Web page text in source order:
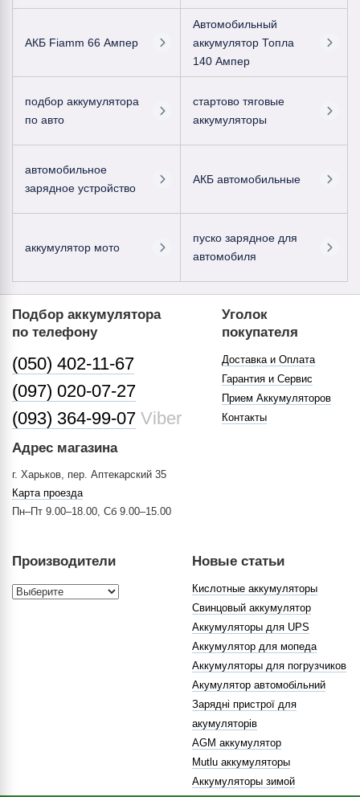
АКБ Fiamm 66 Ампер
Автомобильный
аккумулятор Топла
140 Ампер
подбор аккумулятора
по авто
стартово тяговые
аккумуляторы
автомобильное
зарядное устройство
АКБ автомобильные
аккумулятор мото
пуско зарядное для
автомобиля
Подбор аккумулятора
по телефону
(050) 402-11-67
(097) 020-07-27
(093) 364-99-07 Viber
Адрес магазина
г. Харьков, пер. Аптекарский 35
Карта проезда
Пн–Пт 9.00–18.00, Сб 9.00–15.00
Уголок
покупателя
Доставка и Оплата
Гарантия и Сервис
Прием Аккумуляторов
Контакты
Производители Новые статьи
Кислотные аккумуляторы
Свинцовый аккумулятор
Аккумуляторы для UPS
Аккумулятор для мопеда
Аккумуляторы для погрузчиков
Акумулятор автомобільний
Зарядні пристрої для
акумуляторів
AGM аккумулятор
Mutlu аккумуляторы
Аккумуляторы зимой